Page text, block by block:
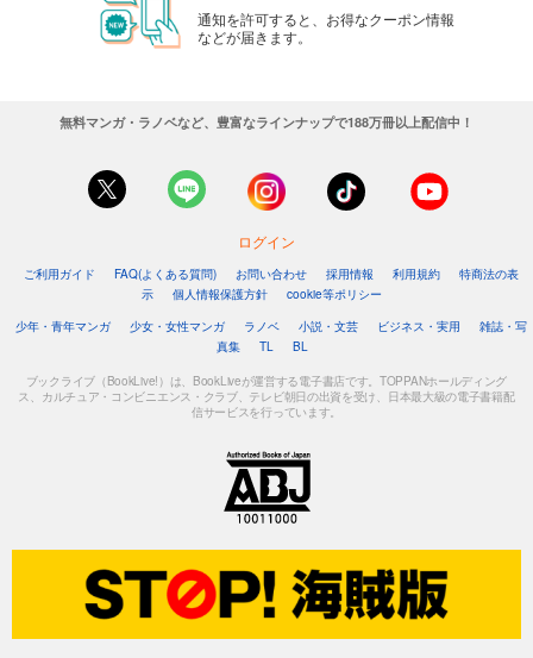
通知を許可すると、お得なクーポン情報
などが届きます。
無料マンガ・ラノベなど、豊富なラインナップで188万冊以上配信中！
ログイン
ご利用ガイド FAQ(よくある質問) お問い合わせ 採用情報 利用規約
特商法の表
示
個人情報保護方針
cookie等ポリシー
少年・青年マンガ
少女・女性マンガ ラノベ 小説・文芸 ビジネス・実用
雑誌・写
真集
TL BL
ブックライブ（BookLive!）は、BookLiveが運営する電子書店です。TOPPANホールディング
ス、カルチュア・コンビニエンス・クラブ、テレビ朝日の出資を受け、日本最大級の電子書籍配
信サービスを行っています。